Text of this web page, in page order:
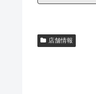
店舗情報